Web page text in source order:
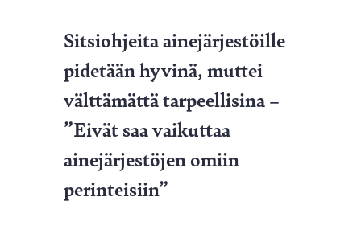
Sitsiohjeita ainejärjestöille
pidetään hyvinä, muttei
välttämättä tarpeellisina –
”Eivät saa vaikuttaa
ainejärjestöjen omiin
perinteisiin”